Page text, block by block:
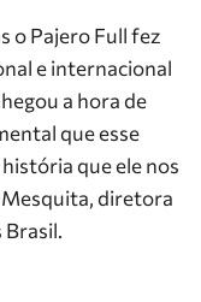
o Pajero Full fez
e internacional
a hora de
que esse
que ele nos
Mesquita, diretora